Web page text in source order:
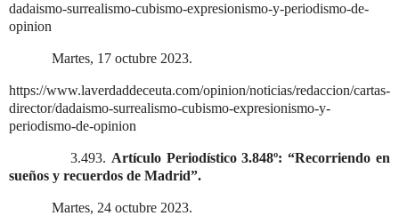
dadaismo-surrealismo-cubismo-expresionismo-y-periodismo-de-
opinion
Martes, 17 octubre 2023.
https://www.laverdaddeceuta.com/opinion/noticias/redaccion/cartas-
director/dadaismo-surrealismo-cubismo-expresionismo-y-
periodismo-de-opinion
3.493. Artículo Periodístico 3.848º: “Recorriendo en
sueños y recuerdos de Madrid”.
Martes, 24 octubre 2023.